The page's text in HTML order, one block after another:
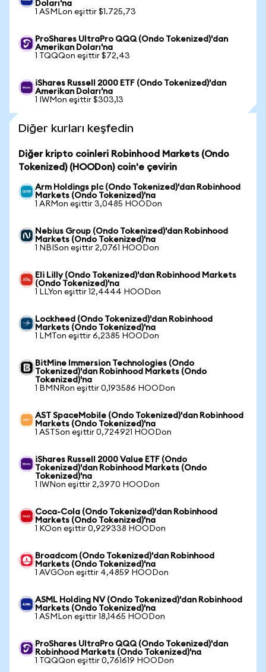
Doları'na
1 ASMLon eşittir $1.725,73
ProShares UltraPro QQQ (Ondo Tokenized)'dan
Amerikan Doları'na
1 TQQQon eşittir $72,43
iShares Russell 2000 ETF (Ondo Tokenized)'dan
Amerikan Doları'na
1 IWMon eşittir $303,13
Diğer kurları keşfedin
Diğer kripto coinleri Robinhood Markets (Ondo
Tokenized) (HOODon) coin'e çevirin
Arm Holdings plc (Ondo Tokenized)'dan Robinhood
Markets (Ondo Tokenized)'na
1 ARMon eşittir 3,0485 HOODon
Nebius Group (Ondo Tokenized)'dan Robinhood
Markets (Ondo Tokenized)'na
1 NBISon eşittir 2,0761 HOODon
Eli Lilly (Ondo Tokenized)'dan Robinhood Markets
(Ondo Tokenized)'na
1 LLYon eşittir 12,4444 HOODon
Lockheed (Ondo Tokenized)'dan Robinhood
Markets (Ondo Tokenized)'na
1 LMTon eşittir 6,2385 HOODon
BitMine Immersion Technologies (Ondo
Tokenized)'dan Robinhood Markets (Ondo
Tokenized)'na
1 BMNRon eşittir 0,193586 HOODon
AST SpaceMobile (Ondo Tokenized)'dan Robinhood
Markets (Ondo Tokenized)'na
1 ASTSon eşittir 0,724921 HOODon
iShares Russell 2000 Value ETF (Ondo
Tokenized)'dan Robinhood Markets (Ondo
Tokenized)'na
1 IWNon eşittir 2,3970 HOODon
Coca-Cola (Ondo Tokenized)'dan Robinhood
Markets (Ondo Tokenized)'na
1 KOon eşittir 0,929338 HOODon
Broadcom (Ondo Tokenized)'dan Robinhood
Markets (Ondo Tokenized)'na
1 AVGOon eşittir 4,4859 HOODon
ASML Holding NV (Ondo Tokenized)'dan Robinhood
Markets (Ondo Tokenized)'na
1 ASMLon eşittir 18,1465 HOODon
ProShares UltraPro QQQ (Ondo Tokenized)'dan
Robinhood Markets (Ondo Tokenized)'na
1 TQQQon eşittir 0,761619 HOODon